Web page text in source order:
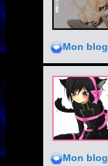
Mon blog
Mon blog